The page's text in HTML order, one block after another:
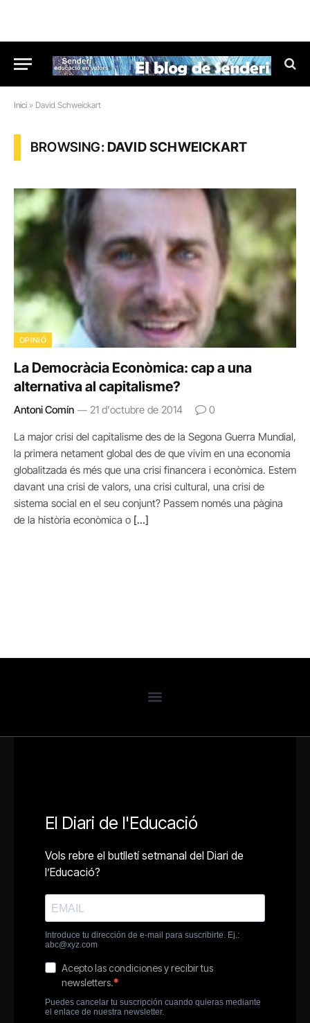
Inici » David Schweickart
BROWSING:DAVID SCHWEICKART
OPINIÓ
La Democràcia Econòmica: cap a una
alternativa al capitalisme?
Antoni Comín 21 d'octubre de 2014 0
La major crisi del capitalisme des de la Segona Guerra Mundial,
la primera netament global des de que vivim en una economia
globalitzada és més que una crisi financera i econòmica. Estem
davant una crisi de valors, una crisi cultural, una crisi de
sistema social en el seu conjunt? Passem només una pàgina
de la història econòmica o […]